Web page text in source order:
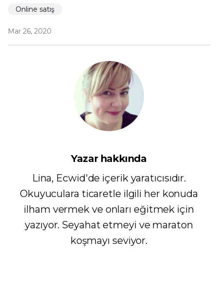
Online satış
Mar 26, 2020
Yazar hakkında
Lina, Ecwid'de içerik yaratıcısıdır.
Okuyuculara ticaretle ilgili her konuda
ilham vermek ve onları eğitmek için
yazıyor. Seyahat etmeyi ve maraton
koşmayı seviyor.